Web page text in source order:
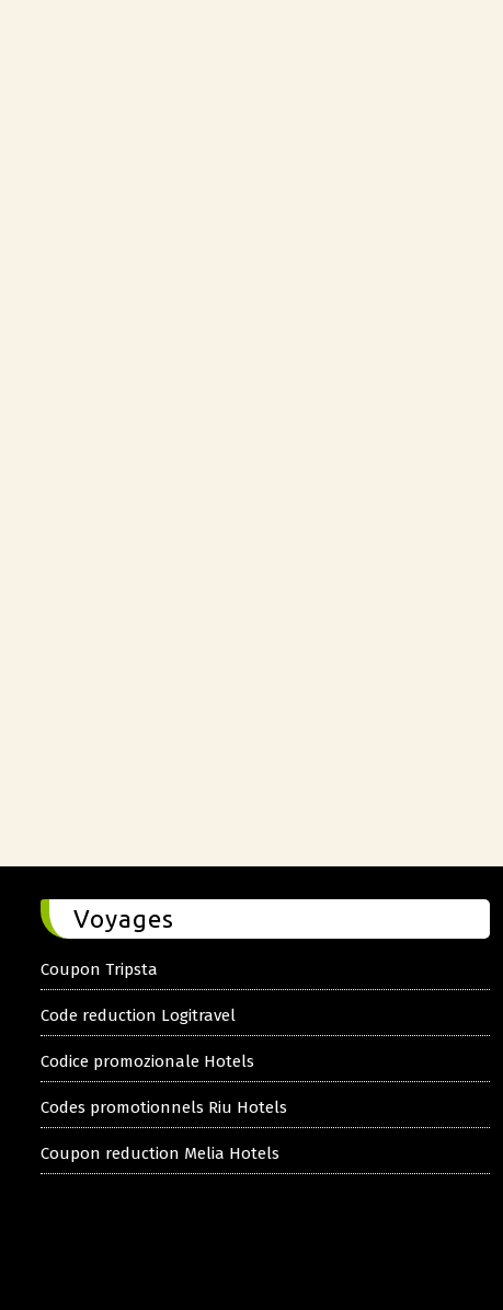
Voyages
Coupon Tripsta
Code reduction Logitravel
Codice promozionale Hotels
Codes promotionnels Riu Hotels
Coupon reduction Melia Hotels